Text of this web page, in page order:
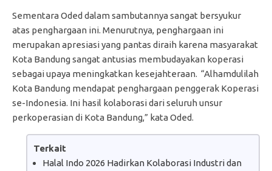
Sementara Oded dalam sambutannya sangat bersyukur
atas penghargaan ini. Menurutnya, penghargaan ini
merupakan apresiasi yang pantas diraih karena masyarakat
Kota Bandung sangat antusias membudayakan koperasi
sebagai upaya meningkatkan kesejahteraan. “Alhamdulilah
Kota Bandung mendapat penghargaan penggerak Koperasi
se-Indonesia. Ini hasil kolaborasi dari seluruh unsur
perkoperasian di Kota Bandung,” kata Oded.
Terkait
Halal Indo 2026 Hadirkan Kolaborasi Industri dan